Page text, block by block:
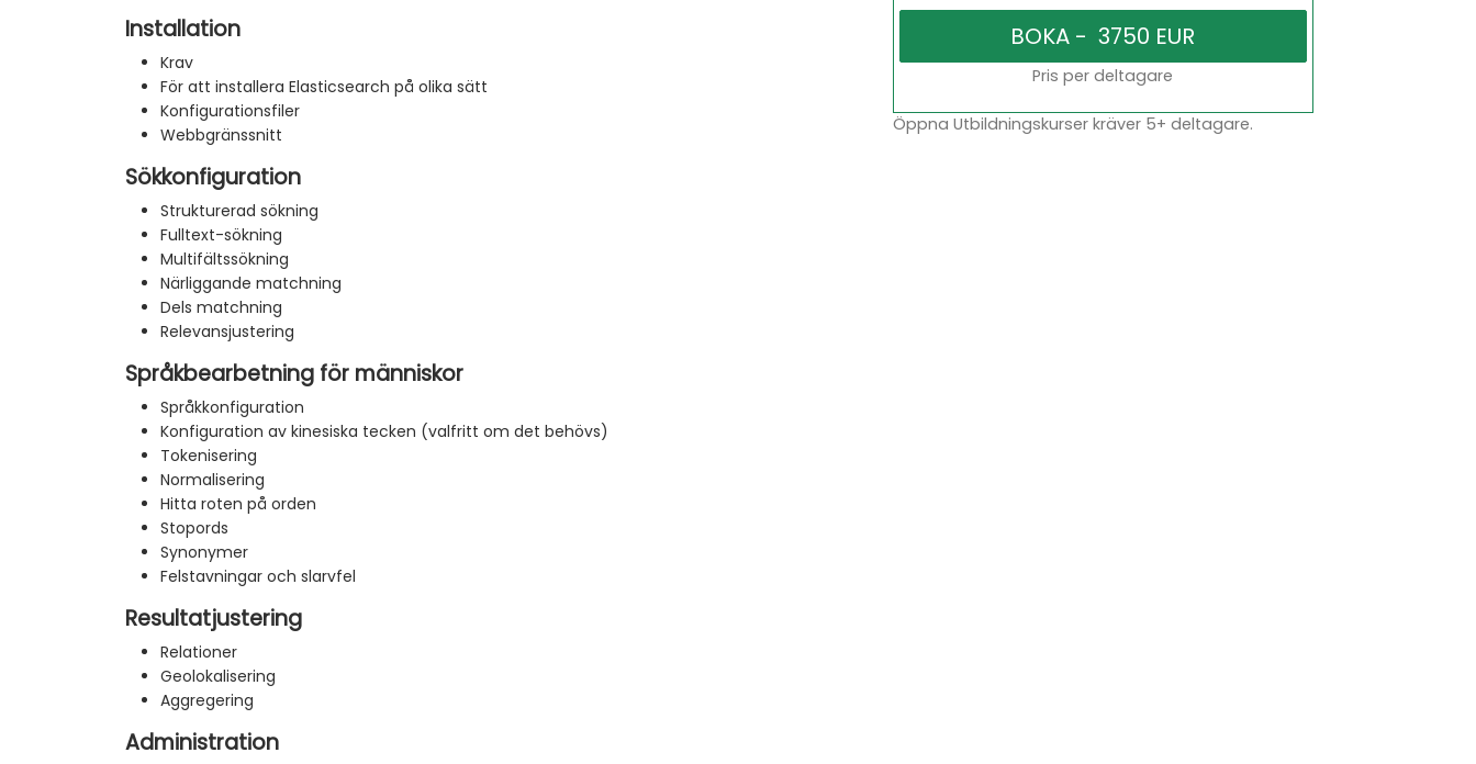
Installation
Krav
För att installera Elasticsearch på olika sätt
Konfigurationsfiler
Webbgränssnitt
Sökkonfiguration
Strukturerad sökning
Fulltext-sökning
Multifältssökning
Närliggande matchning
Dels matchning
Relevansjustering
Språkbearbetning för människor
Språkkonfiguration
Konfiguration av kinesiska tecken (valfritt om det behövs)
Tokenisering
Normalisering
Hitta roten på orden
Stopords
Synonymer
Felstavningar och slarvfel
Resultatjustering
Relationer
Geolokalisering
Aggregering
Administration
Pris per deltagare
Öppna Utbildningskurser kräver 5+ deltagare.